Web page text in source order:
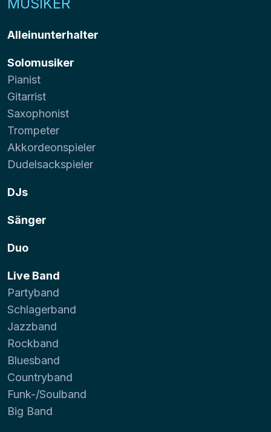
MUSIKER
Alleinunterhalter
Solomusiker
Pianist
Gitarrist
Saxophonist
Trompeter
Akkordeonspieler
Dudelsackspieler
DJs
Sänger
Duo
Live Band
Partyband
Schlagerband
Jazzband
Rockband
Bluesband
Countryband
Funk-/Soulband
Big Band